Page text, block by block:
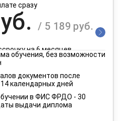
сразу
/ 5 189 руб.
на 6 месяцев
на 12 месяцев
обучения, без возможности
документов после
календарных дней
в ФИС ФРДО - 30
выдачи диплома